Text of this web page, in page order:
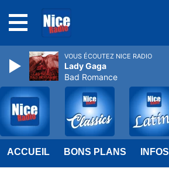
ACCUEIL BONS PLANS INFOS
VOUS ÉCOUTEZ NICE RADIO
Lady Gaga
Bad Romance